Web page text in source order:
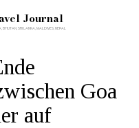
Journal
Goa
auf